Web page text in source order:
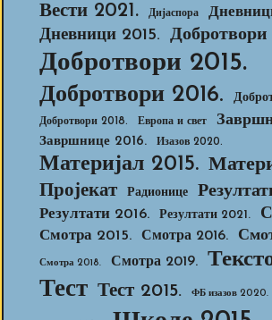
Вести 2021. Дијаспора
Дневници 2015. Добротвори
Добротвори 2015.
Добротвори 2016.
Добротвори 2018. Европа и свет
Завршнице 2016. Изазов 2020.
Материјал 2015.
Пројекат Радионице
Резултати 2016. Резултати 2021.
Смотра 2015. Смотра 2016.
Смотра 2018. Смотра 2019.
Тест Тест 2015. ФБ изазов 2020.